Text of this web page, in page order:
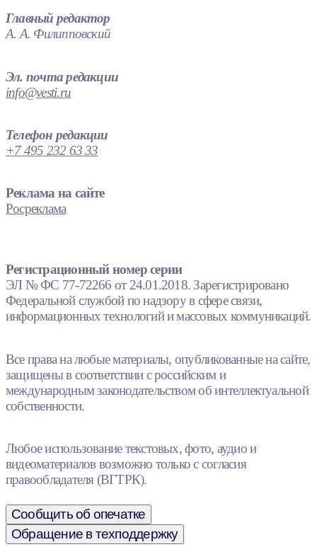
Главный редактор
А. А. Филипповский
Эл. почта редакции
info@vesti.ru
Телефон редакции
+7 495 232 63 33
Реклама на сайте
Росреклама
Регистрационный номер серии
ЭЛ № ФС 77-72266 от 24.01.2018. Зарегистрировано
Федеральной службой по надзору в сфере связи,
информационных технологий и массовых коммуникаций.
Все права на любые материалы, опубликованные на сайте,
защищены в соответствии с российским и
международным законодательством об интеллектуальной
собственности.
Любое использование текстовых, фото, аудио и
видеоматериалов возможно только с согласия
правообладателя (ВГТРК).
Сообщить об опечатке
Обращение в техподдержку